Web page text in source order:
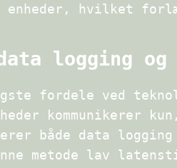
enheder, hvilket
logging
fordele ved
kommunikerer
både data logging
metode lav